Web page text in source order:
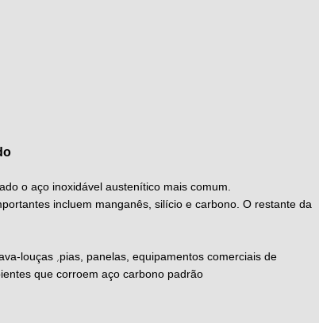
o aço inoxidável austenítico mais comum.
incluem manganês, silício e carbono. O restante da
louças pias, panelas, equipamentos comerciais de
que corroem aço carbono padrão